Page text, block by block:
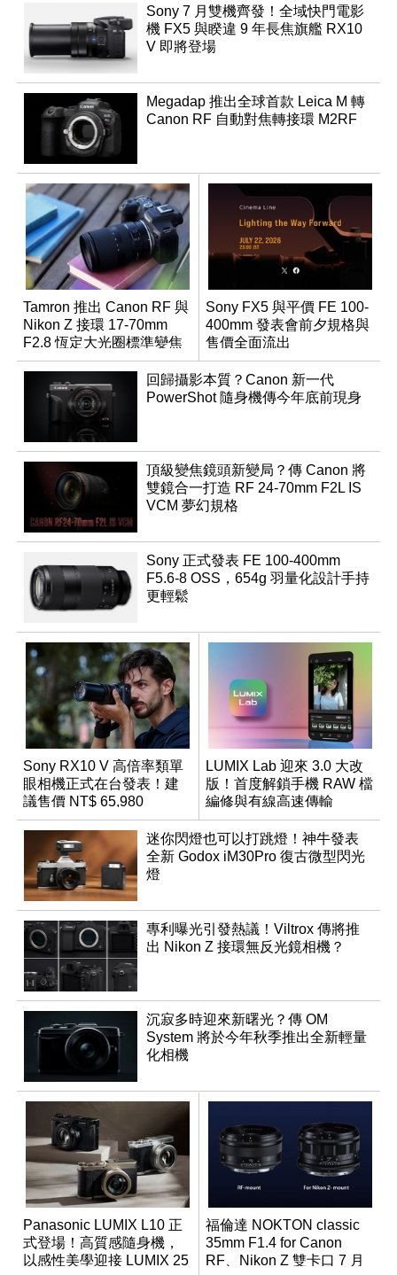
Sony 7 月雙機齊發！全域快門電影
機 FX5 與睽違 9 年長焦旗艦 RX10
V 即將登場
Megadap 推出全球首款 Leica M 轉
Canon RF 自動對焦轉接環 M2RF
Tamron 推出 Canon RF 與
Nikon Z 接環 17-70mm
F2.8 恆定大光圈標準變焦
鏡
Sony FX5 與平價 FE 100-
400mm 發表會前夕規格與
售價全面流出
回歸攝影本質？Canon 新一代
PowerShot 隨身機傳今年底前現身
頂級變焦鏡頭新變局？傳 Canon 將
雙鏡合一打造 RF 24-70mm F2L IS
VCM 夢幻規格
Sony 正式發表 FE 100-400mm
F5.6-8 OSS，654g 羽量化設計手持
更輕鬆
Sony RX10 V 高倍率類單
眼相機正式在台發表！建
議售價 NT$ 65,980
LUMIX Lab 迎來 3.0 大改
版！首度解鎖手機 RAW 檔
編修與有線高速傳輸
迷你閃燈也可以打跳燈！神牛發表
全新 Godox iM30Pro 復古微型閃光
燈
專利曝光引發熱議！Viltrox 傳將推
出 Nikon Z 接環無反光鏡相機？
沉寂多時迎來新曙光？傳 OM
System 將於今年秋季推出全新輕量
化相機
Panasonic LUMIX L10 正
式登場！高質感隨身機，
以感性美學迎接 LUMIX 25
福倫達 NOKTON classic
35mm F1.4 for Canon
RF、Nikon Z 雙卡口 7 月